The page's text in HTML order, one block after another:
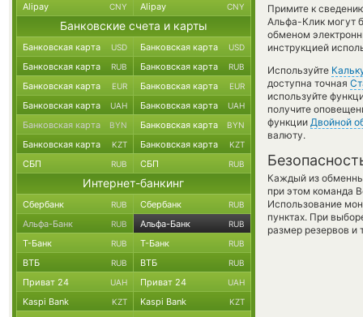
Примите к
Альфа-Клик могут
обменом
инструкцией
Используйте
доступна точная
используйте
получите
функции Двойной
валюту.
Каждый из
при этом команда
Использование
пунктах. При
размер резервов и
Alipay CNY Alipay CNY
Банковские счета и карты
Банковская карта USD Банковская карта USD
Банковская карта RUB Банковская карта RUB
Банковская карта EUR Банковская карта EUR
Банковская карта UAH Банковская карта UAH
Банковская карта BYN Банковская карта BYN
Банковская карта KZT Банковская карта KZT
СБП RUB СБП RUB
Интернет-банкинг
Сбербанк RUB Сбербанк RUB
Альфа-Банк RUB Альфа-Банк RUB
Т-Банк RUB Т-Банк RUB
ВТБ RUB ВТБ RUB
Приват 24 UAH Приват 24 UAH
Kaspi Bank KZT Kaspi Bank KZT